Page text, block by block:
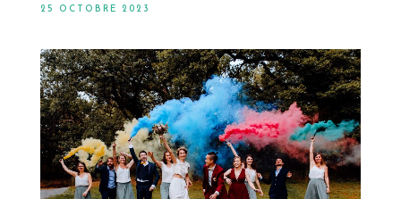
25 OCTOBRE 2023